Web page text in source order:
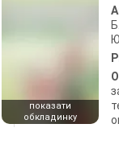
показати
обкладинку